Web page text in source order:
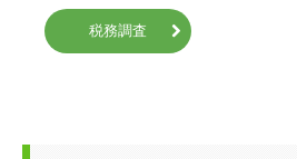
税務調査